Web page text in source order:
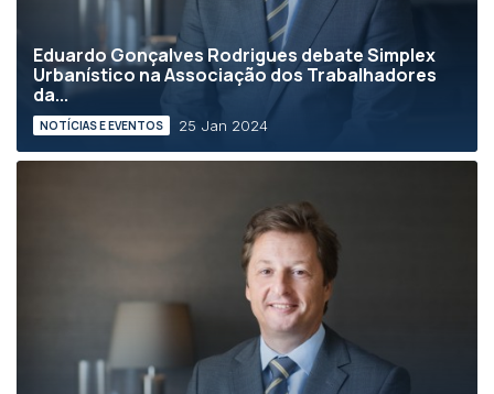
Eduardo Gonçalves Rodrigues debate Simplex
Urbanístico na Associação dos Trabalhadores
da...
NOTÍCIAS E EVENTOS 25 Jan 2024